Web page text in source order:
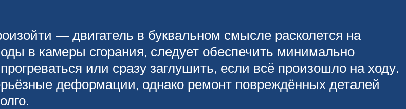
— двигатель в буквальном смысле расколется на
в камеры сгорания, следует обеспечить минимально
или сразу заглушить, если всё произошло на ходу.
деформации, однако ремонт повреждённых деталей